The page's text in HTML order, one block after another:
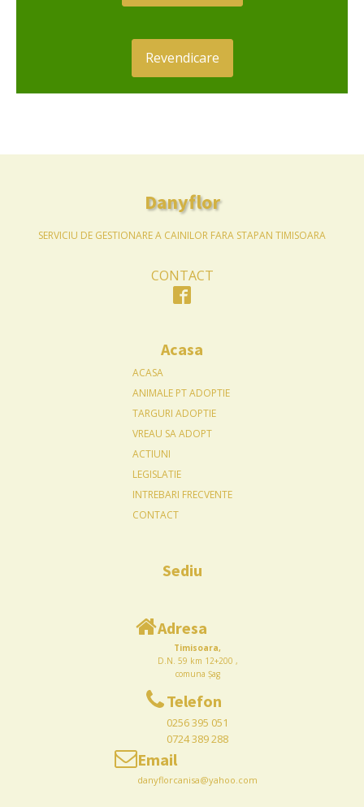
Revendicare
Danyflor
SERVICIU DE GESTIONARE A CAINILOR FARA STAPAN TIMISOARA
CONTACT
Acasa
ACASA
ANIMALE PT ADOPTIE
TARGURI ADOPTIE
VREAU SA ADOPT
ACTIUNI
LEGISLATIE
INTREBARI FRECVENTE
CONTACT
Sediu
Adresa
Timisoara,
D.N. 59 km 12+200 ,
comuna Șag
Telefon
0256 395 051
0724 389 288
Email
danyflorcanisa@yahoo.com